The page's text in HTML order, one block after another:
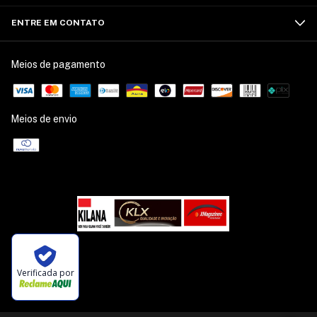
ENTRE EM CONTATO
Meios de pagamento
Meios de envio
Verificada por